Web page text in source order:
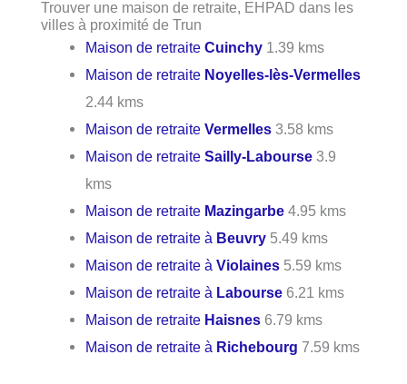
Trouver une maison de retraite, EHPAD dans les
villes à proximité de Trun
Maison de retraiteCuinchy 1.39 kms
Maison de retraite Noyelles-lès-Vermelles
2.44 kms
Maison de retraiteVermelles 3.58 kms
Maison de retraiteSailly-Labourse 3.9
kms
Maison de retraite Mazingarbe 4.95 kms
Maison de retraite à Beuvry 5.49 kms
Maison de retraite àViolaines 5.59 kms
Maison de retraite à Labourse 6.21 kms
Maison de retraite Haisnes 6.79 kms
Maison de retraite à Richebourg 7.59 kms